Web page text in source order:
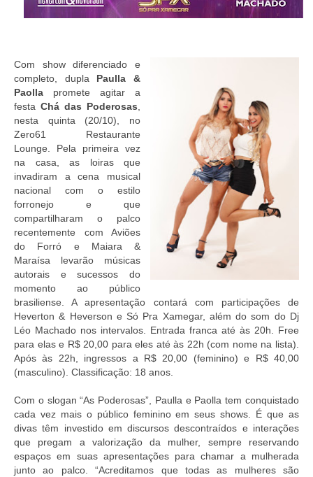
Com show diferenciado e
completo, dupla Paulla &
Paolla promete agitar a
festa Chá das Poderosas
nesta quinta (20/10), no
Zero61 Restaurante
Lounge. Pela primeira vez
na casa, as loiras que
invadiram a cena musical
nacional com o estilo
forronejo e que
compartilharam o palco
recentemente com Aviões
do Forró e Maiara &
Maraísa levarão músicas
autorais e sucessos do
momento ao público
brasiliense. A apresentação contará com participações de
Heverton & Heverson e Só Pra Xamegar, além do som do Dj
Léo Machado nos intervalos. Entrada franca até às 20h. Free
para elas e R$ 20,00 para eles até às 22h (com nome na lista).
Após às 22h, ingressos a R$ 20,00 (feminino) e R$ 40,00
(masculino). Classificação: 18 anos.
Com o slogan “As Poderosas”, Paulla e Paolla tem conquistado
cada vez mais o público feminino em seus shows. É que as
divas têm investido em discursos descontraídos e interações
que pregam a valorização da mulher, sempre reservando
espaços em suas apresentações para chamar a mulherada
junto ao palco. “Acreditamos que todas as mulheres são